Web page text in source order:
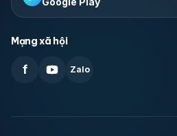
Mạng xã hội
f Zalo